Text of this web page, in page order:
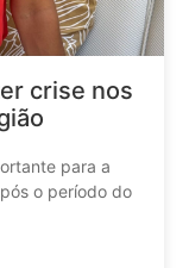
crise nos
para a
o período do